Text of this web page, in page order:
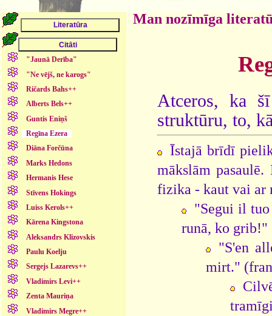
"Jaunā Derība"
"Ne vējš, ne karogs"
Ričards Bahs++
Alberts Bels++
Guntis Eniņš
Regīna Ezera
Diāna Forčūna
Marks Hedons
Hermanis Hese
Stīvens Hokings
Luiss Kerols++
Kārena Kingstona
Aleksandrs Klizovskis
Paulu Koelju
Sergejs Lazarevs++
Vladimirs Levi++
Zenta Mauriņa
Vladimirs Megre++
Man nozīmīga
Atceros, ka
struktūru, to,
Īstajā brīdī
mākslām
fizika - kaut vai ar
"Segui il
runā, ko
"S'en
mirt."